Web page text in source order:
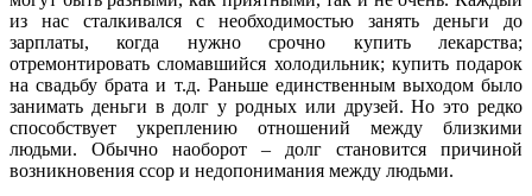
из нас сталкивался с необходимостью занять деньги до
зарплаты, когда нужно срочно купить лекарства;
отремонтировать сломавшийся холодильник; купить подарок
на свадьбу брата и т.д. Раньше единственным выходом было
занимать деньги в долг у родных или друзей. Но это редко
способствует укреплению отношений между близкими
людьми. Обычно наоборот – долг становится причиной
возникновения ссор и недопонимания между людьми.